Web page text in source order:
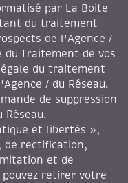
par La Boite
du traitement
de l'Agence /
du Traitement de vos
du traitement
/ du Réseau.
de suppression
et libertés »,
de rectification,
et de
pouvez retirer votre